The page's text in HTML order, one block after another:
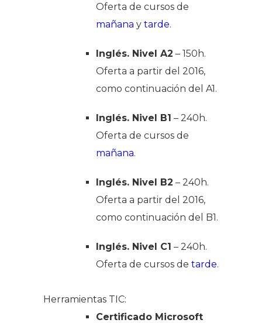
Oferta de cursos de
mañana y tarde.
Inglés. Nivel A2 – 150h.
Oferta a partir del 2016,
como continuación del A1.
Inglés. Nivel B1 – 240h.
Oferta de cursos de
mañana.
Inglés. Nivel B2 – 240h.
Oferta a partir del 2016,
como continuación del B1.
Inglés. Nivel C1 – 240h.
Oferta de cursos de tarde.
Herramientas TIC:
Certificado Microsoft